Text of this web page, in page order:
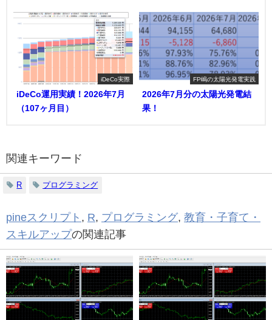
iDeCo実際
iDeCo運用実績！2026年7月
（107ヶ月目）
FP嶋の太陽光発電実践
2026年7月分の太陽光発電結
果！
関連キーワード
R プログラミング
pineスクリプト , R, プログラミング, 教育・子育て・
スキルアップの関連記事